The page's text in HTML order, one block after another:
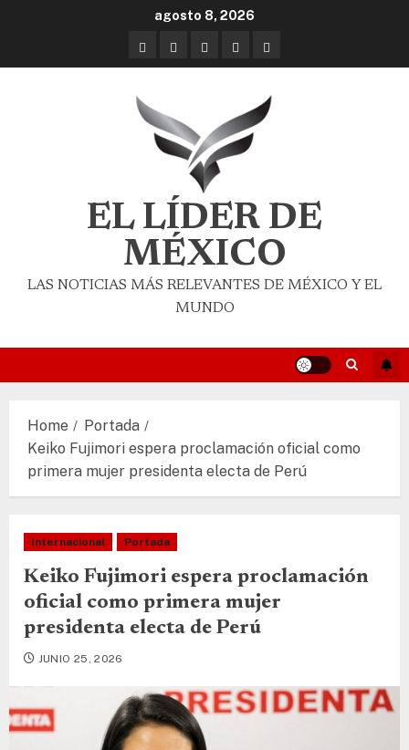
agosto 8, 2026
EL LÍDER DE
MÉXICO
LAS NOTICIAS MÁS RELEVANTES DE MÉXICO Y EL
MUNDO
Home
Portada
Keiko Fujimori espera proclamación oficial como
primera mujer presidenta electa de Perú
Internacional Portada
Keiko Fujimori espera proclamación
oficial como primera mujer
presidenta electa de Perú
JUNIO 25, 2026